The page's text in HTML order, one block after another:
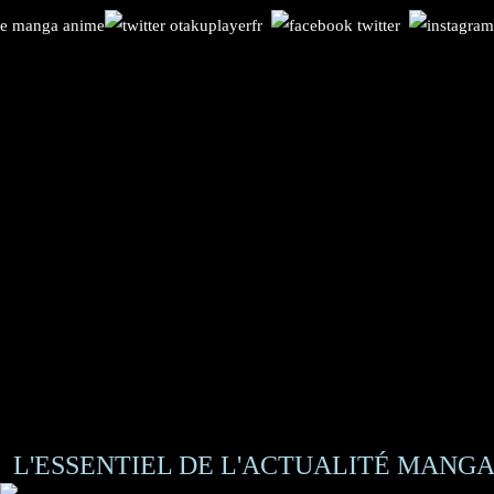
L'ESSENTIEL DE L'ACTUALITÉ